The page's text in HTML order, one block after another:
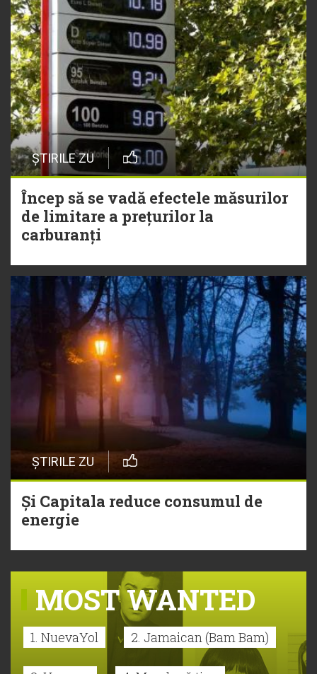
ȘTIRILE ZU
Încep să se vadă efectele măsurilor
de limitare a prețurilor la
carburanți
ȘTIRILE ZU
Și Capitala reduce consumul de
energie
MOST WANTED
1. NuevaYol 2. Jamaican (Bam Bam)